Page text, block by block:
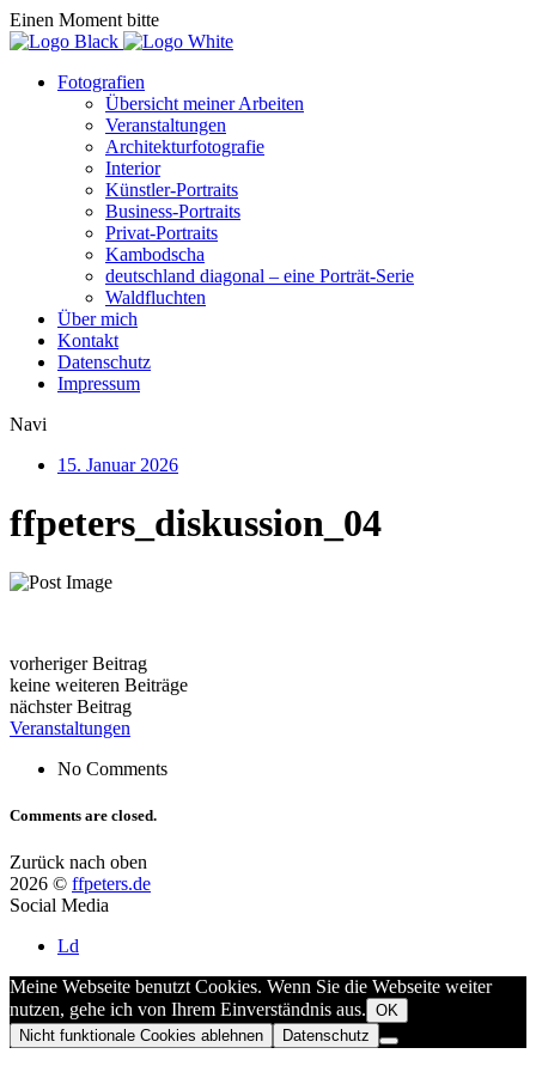
Einen Moment bitte
Fotografien
Übersicht meiner Arbeiten
Veranstaltungen
Architekturfotografie
Interior
Künstler-Portraits
Business-Portraits
Privat-Portraits
Kambodscha
deutschland diagonal – eine Porträt-Serie
Waldfluchten
Über mich
Kontakt
Datenschutz
Impressum
Navi
15. Januar 2026
ffpeters_diskussion_04
vorheriger Beitrag
keine weiteren Beiträge
nächster Beitrag
Veranstaltungen
No Comments
Comments are closed.
Zurück nach oben
2026 © ffpeters.de
Social Media
Ld
Meine Webseite benutzt Cookies. Wenn Sie die Webseite weiter
nutzen, gehe ich von Ihrem Einverständnis aus. OK
Nicht funktionale Cookies ablehnen
Datenschutz